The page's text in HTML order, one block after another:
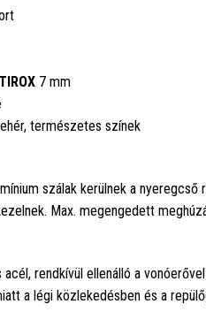
TIROX7 mm
természetes színek
szálak kerülnek a
Max. megengedett
rendkívül ellenálló a
a légi közlekedésben és a